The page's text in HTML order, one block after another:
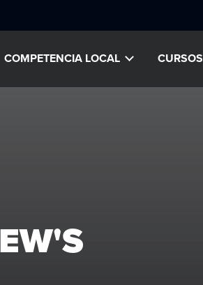
COMPETENCIA LOCAL CURSOS